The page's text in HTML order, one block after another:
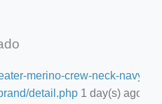
merino-crew-neck-navy-
detail.php 1 day(s) ago